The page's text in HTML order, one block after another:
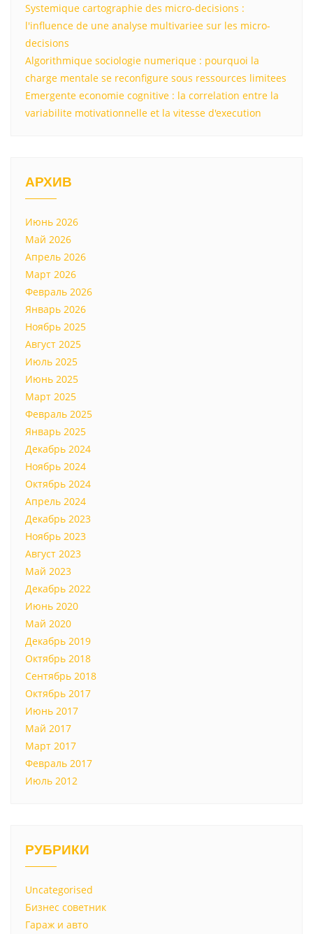
Systemique cartographie des micro-decisions :
l'influence de une analyse multivariee sur les micro-
decisions
Algorithmique sociologie numerique : pourquoi la
charge mentale se reconfigure sous ressources limitees
Emergente economie cognitive : la correlation entre la
variabilite motivationnelle et la vitesse d'execution
АРХИВ
Июнь 2026
Май 2026
Апрель 2026
Март 2026
Февраль 2026
Январь 2026
Ноябрь 2025
Август 2025
Июль 2025
Июнь 2025
Март 2025
Февраль 2025
Январь 2025
Декабрь 2024
Ноябрь 2024
Октябрь 2024
Апрель 2024
Декабрь 2023
Ноябрь 2023
Август 2023
Май 2023
Декабрь 2022
Июнь 2020
Май 2020
Декабрь 2019
Октябрь 2018
Сентябрь 2018
Октябрь 2017
Июнь 2017
Май 2017
Март 2017
Февраль 2017
Июль 2012
РУБРИКИ
Uncategorised
Бизнес советник
Гараж и авто